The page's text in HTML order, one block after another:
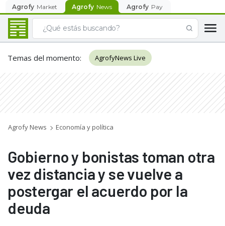
Agrofy Market Agrofy News Agrofy Pay
Temas del momento: AgrofyNews Live
Agrofy News Economía y política
Gobierno y bonistas toman otra
vez distancia y se vuelve a
postergar el acuerdo por la
deuda